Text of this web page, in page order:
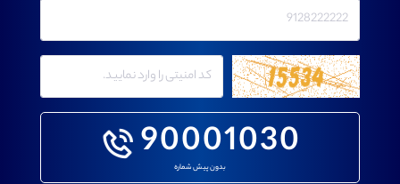
90001030
بدون پیش شماره